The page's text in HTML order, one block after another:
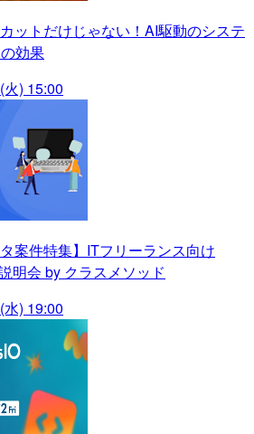
ットだけじゃない！AI駆動のシステ
効果
) 15:00
案件特集】ITフリーランス向け
明会 by クラスメソッド
) 19:00